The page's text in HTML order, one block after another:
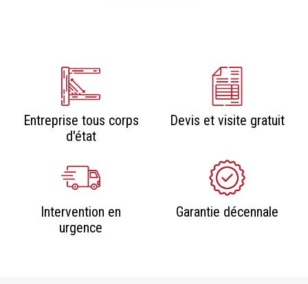
Entreprise tous corps
d'état
Devis et visite gratuit
Intervention en
urgence
Garantie décennale